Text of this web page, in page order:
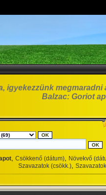
igyekezzünk
Balzac: Goriot
, Csökkenő (dátum), Növekvő
Szavazatok (csökk.),